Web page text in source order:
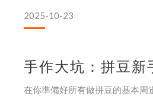
2025-10-23
手作大坑：拼豆
在你準備好所有做拼豆的基本周